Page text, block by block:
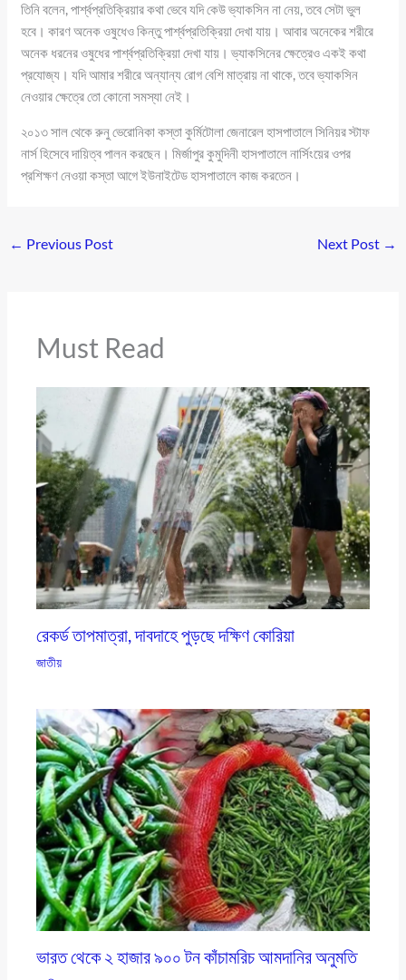
তিনি বলেন, পার্শ্বপ্রতিক্রিয়ার কথা ভেবে যদি কেউ ভ্যাকসিন না নেয়, তবে সেটা ভুল
হবে। কারণ অনেক ওষুধেও কিন্তু পার্শ্বপ্রতিক্রিয়া দেখা যায়। আবার অনেকের শরীরে
অনেক ধরনের ওষুধের পার্শ্বপ্রতিক্রিয়া দেখা যায়। ভ্যাকসিনের ক্ষেত্রেও একই কথা
প্রযোজ্য। যদি আমার শরীরে অন্যান্য রোগ বেশি মাত্রায় না থাকে, তবে ভ্যাকসিন
নেওয়ার ক্ষেত্রে তো কোনো সমস্যা নেই।
২০১৩ সাল থেকে রুনু ভেরোনিকা কস্তা কুর্মিটোলা জেনারেল হাসপাতালে সিনিয়র স্টাফ
নার্স হিসেবে দায়িত্ব পালন করছেন। মির্জাপুর কুমুদিনী হাসপাতালে নার্সিংয়ের ওপর
প্রশিক্ষণ নেওয়া কস্তা আগে ইউনাইটেড হাসপাতালে কাজ করতেন।
← Previous Post Next Post →
Must Read
রেকর্ড তাপমাত্রা, দাবদাহে পুড়ছে দক্ষিণ কোরিয়া
জাতীয়
ভারত থেকে ২ হাজার ৯০০ টন কাঁচামরিচ আমদানির অনুমতি